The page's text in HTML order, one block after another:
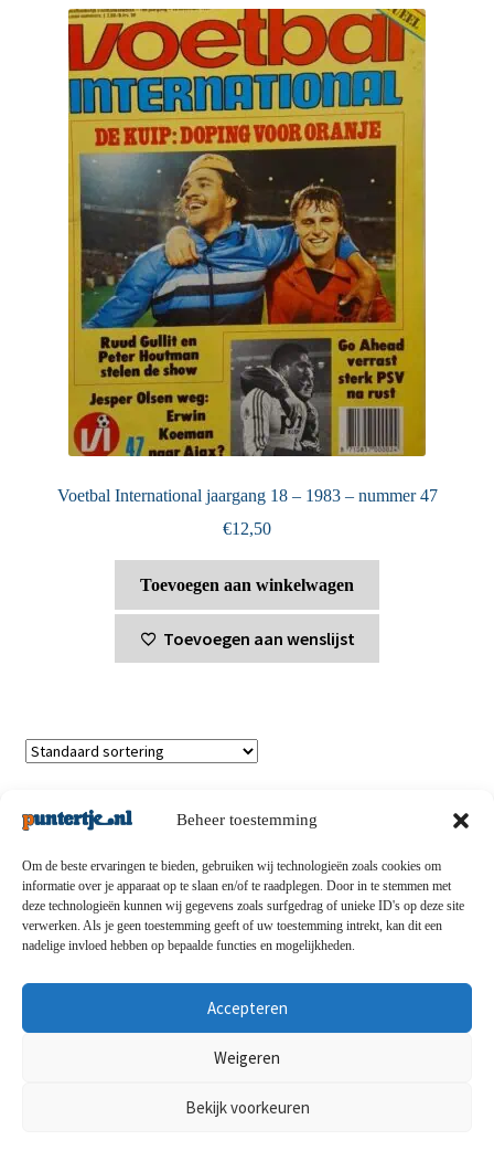
Beheer toestemming
Om de beste ervaringen te bieden, gebruiken wij technologieën zoals cookies om
informatie over je apparaat op te slaan en/of te raadplegen. Door in te stemmen met
deze technologieën kunnen wij gegevens zoals surfgedrag of unieke ID's op deze site
verwerken. Als je geen toestemming geeft of uw toestemming intrekt, kan dit een
nadelige invloed hebben op bepaalde functies en mogelijkheden.
Accepteren
Weigeren
Bekijk voorkeuren
Voetbal International jaargang 18 – 1983 – nummer 47
€12,50
Toevoegen aan winkelwagen
Toevoegen aan wenslijst
Privacybeleid-Verzending en retouren-Algemene
voorwaarden-Disclaimert-Betaalmethoden-Over ons
Contact